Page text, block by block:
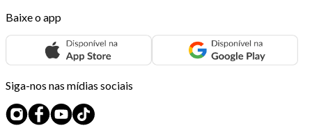
Baixe o app
Siga-nos nas mídias sociais